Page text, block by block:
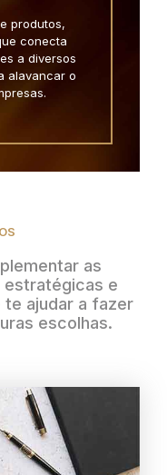
produtos,
conecta
a diversos
alavancar o
as
estratégicas e
ajudar a fazer
escolhas.